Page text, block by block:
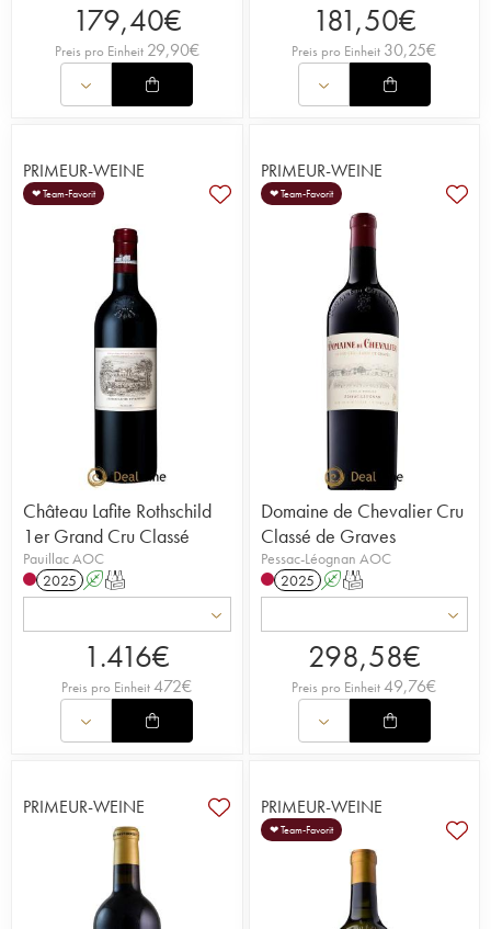
179,40€
Preis pro Einheit 29,90€
181,50€
Preis pro Einheit 30,25€
PRIMEUR-WEINE
❤ Team-Favorit
Château Lafite Rothschild
1er Grand Cru Classé
Pauillac AOC
2025 AT
1.416€
Preis pro Einheit472€
PRIMEUR-WEINE
❤ Team-Favorit
Domaine de Chevalier Cru
Classé de Graves
Pessac-Léognan AOC
2025 AT
298,58€
Preis pro Einheit49,76€
PRIMEUR-WEINE PRIMEUR-WEINE
❤ Team-Favorit